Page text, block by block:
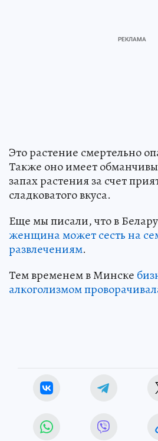
Это растение смертельно
Также оно имеет
запах растения за счет
сладковатого вкуса.
Еще мы писали, что в
женщина может сесть на
развлечениям.
Тем временем в Минске
алкоголизмом